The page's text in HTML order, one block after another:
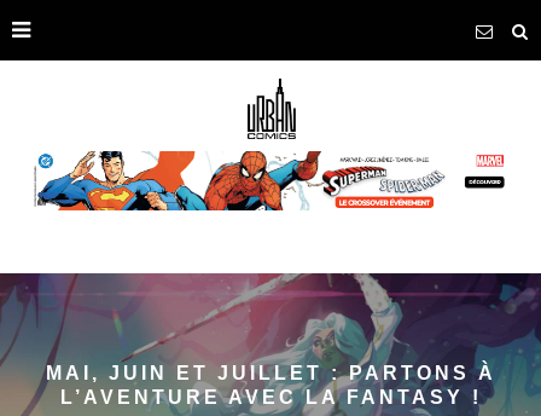
MAI, JUIN ET JUILLET : PARTONS À
L’AVENTURE AVEC LA FANTASY !